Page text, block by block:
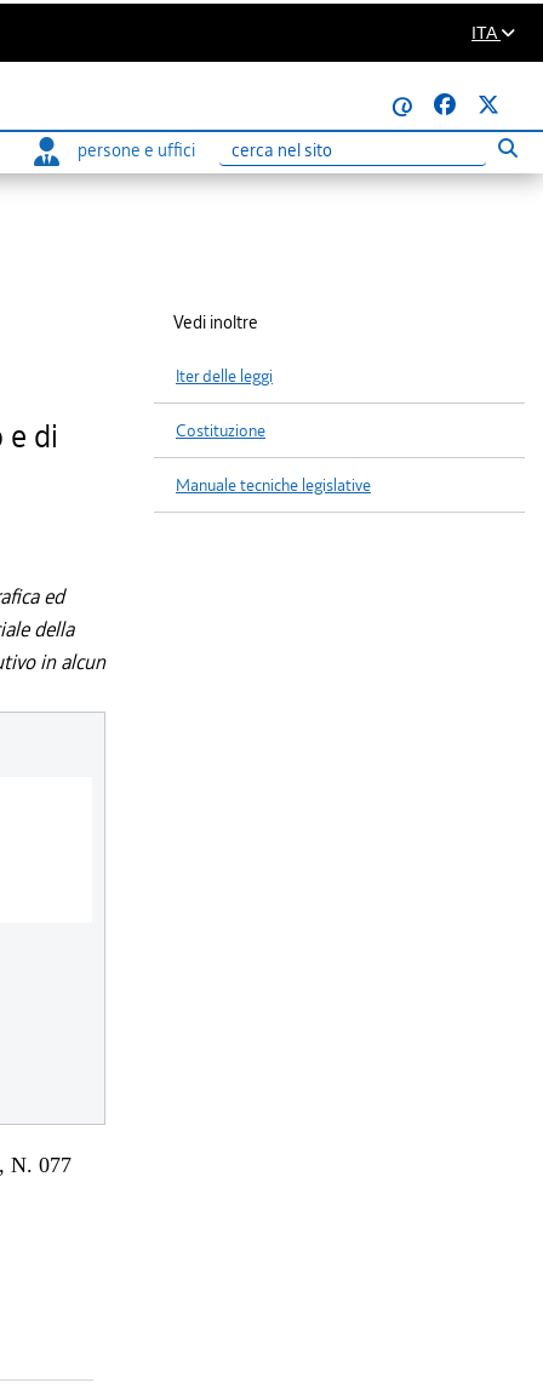
ITA
@
persone e uffici
Ricerca
di
ed
della
in alcun
N. 077
Vedi inoltre
Iter delle leggi
Costituzione
Manuale tecniche legislative